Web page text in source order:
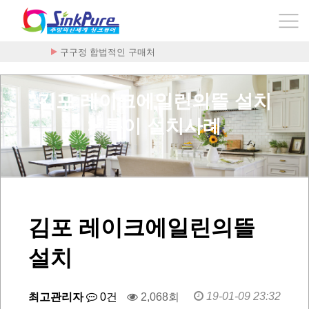
구구정 합법적인 구매처
김포 레이크에일린의뜰 설치
> 특이 설치사례
김포 레이크에일린의뜰
설치
최고관리자 0건 2,068회 19-01-09 23:32